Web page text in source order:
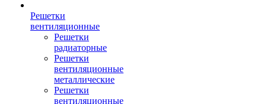
Решетки
вентиляционные
Решетки
радиаторные
Решетки
вентиляционные
металлические
Решетки
вентиляционные